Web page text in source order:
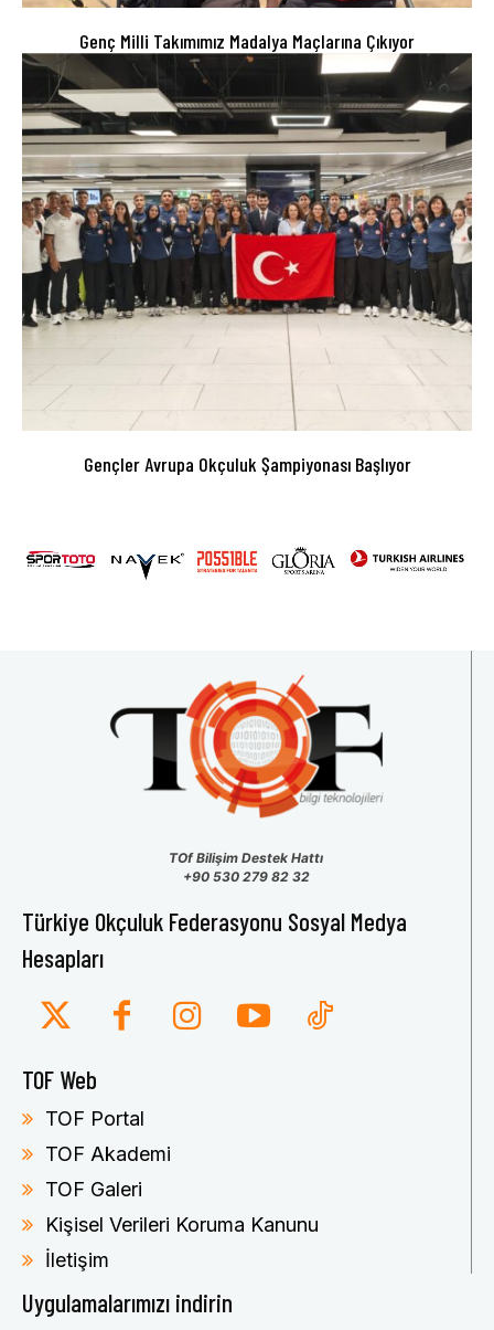
Genç Milli Takımımız Madalya Maçlarına Çıkıyor
Gençler Avrupa Okçuluk Şampiyonası Başlıyor
TOf Bilişim Destek Hattı
+90 530 279 82 32
Türkiye Okçuluk Federasyonu Sosyal Medya
Hesapları
TOF Web
TOF Portal
TOF Akademi
TOF Galeri
Kişisel Verileri Koruma Kanunu
İletişim
Uygulamalarımızı indirin